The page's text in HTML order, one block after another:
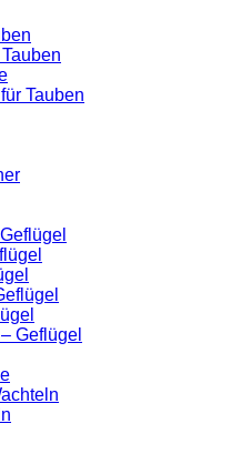
Tauben
Geflügel